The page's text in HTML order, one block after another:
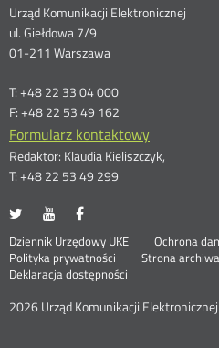
Dane
kontaktowe
Urząd Komunikacji Elektronicznej
ul. Giełdowa 7/9
01-211 Warszawa
T: +48 22 33 04 000
F: +48 22 53 49 162
Formularz kontaktowy
Redaktor: Klaudia Kieliszczyk,
T: +48 22 53 49 299
UKE
portalu
Twitter
Otwórz
nowym
oknie
UKE
portalu
Youtube
Otwórz
nowym
oknie
portalu
Facebook
nowym
oknie
Stopka
menu
Dziennik Urzędowy UKE Otwórz
Ochrona
Polityka prywatności
Otwórz
w
oknie
Strona
Deklaracja dostępności
2026 Urząd Komunikacji Elektronicznej